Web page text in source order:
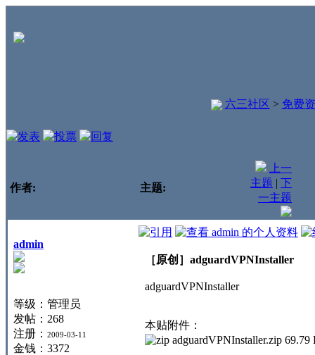
六三社区 > 免费
作者: 主题:
上一
主题 | 下
一主题
admin
等级：管理员
发帖：268
注册：
2009-03-11
金钱：3372
［原创］adguardVPNInstaller
adguardVPNInstaller
本贴附件：
adguardVPNInstaller.zip 69.79